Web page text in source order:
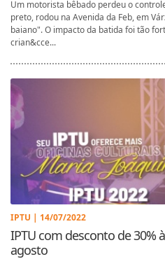
Um motorista bêbado perdeu o
preto, rodou na Avenida da Feb, em
baiano". O impacto da batida foi tão
crian&cce...
IPTU | 14/07/2022
IPTU com desconto de 30%
agosto